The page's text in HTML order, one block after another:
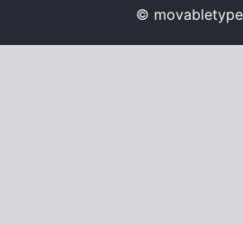
©